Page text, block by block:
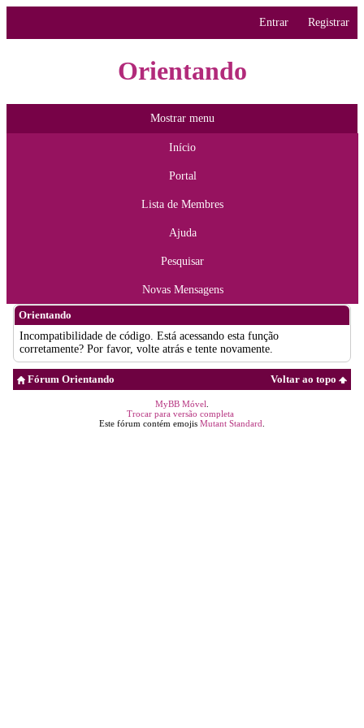
Entrar Registrar
Orientando
Mostrar menu
Início
Portal
Lista de Membres
Ajuda
Pesquisar
Novas Mensagens
Orientando
Incompatibilidade de código. Está acessando esta função
corretamente? Por favor, volte atrás e tente novamente.
Voltar ao topo
Fórum Orientando
MyBB Móvel
Trocar para versão completa
Este fórum contém emojis Mutant Standard